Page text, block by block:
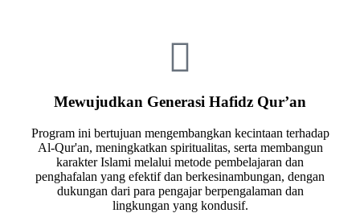
Mewujudkan Generasi Hafidz Qur’an
Program ini bertujuan mengembangkan kecintaan terhadap
Al-Qur'an, meningkatkan spiritualitas, serta membangun
karakter Islami melalui metode pembelajaran dan
penghafalan yang efektif dan berkesinambungan, dengan
dukungan dari para pengajar berpengalaman dan
lingkungan yang kondusif.